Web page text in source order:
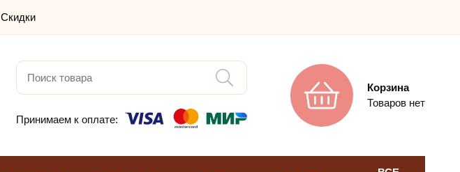
Скидки
Принимаем к оплате:
Корзина
Товаров нет